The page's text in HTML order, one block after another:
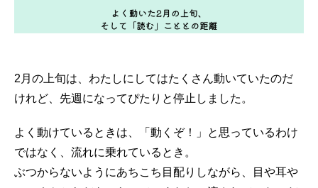
2月の上旬は、わたしにしてはたくさん動いていたのだ
けれど、先週になってぴたりと停止しました。
よく動けているときは、「動くぞ！」と思っているわけ
ではなく、流れに乗れているとき。
ぶつからないようにあちこち目配りしながら、目や耳や